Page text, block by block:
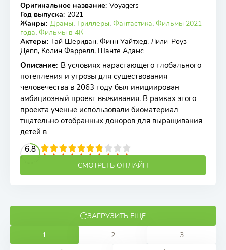
BDRip
Оригинальное название: Voyagers
Год выпуска: 2021
Жанры: Драмы, Триллеры, Фантастика, Фильмы 2021
года, Фильмы в 4К
Актеры: Тай Шеридан, Финн Уайтхед, Лили-Роуз
Депп, Колин Фаррелл, Шанте Адамс
Описание: В условиях нарастающего глобального
потепления и угрозы для существования
человечества в 2063 году был инициирован
амбициозный проект выживания. В рамках этого
проекта учёные использовали биоматериал
тщательно отобранных доноров для выращивания
детей в
6.8
4 5 6 7 8 9 10
СМОТРЕТЬ ОНЛАЙН
ЗАГРУЗИТЬ ЕЩЕ
1
2 3